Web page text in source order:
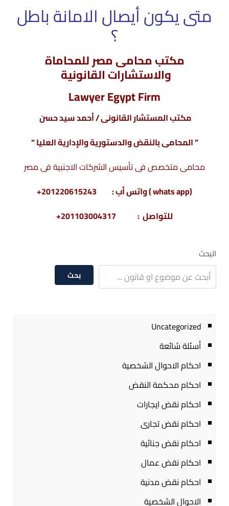
متى يكون أيصال الامانة باطل
؟
مكتب محامى مصر للمحاماة
والاستشارات القانونية
Lawyer Egypt Firm
مكتب المستشار القانونى / أحمد سيد حسن
” المحامى بالنقض والدستورية والإدارية العليا “
محامى متخصص فى تأسيس الشركات الاجنبية فى مصر
(whats app ) واتس أب : 201220615243+
للتواصل : 201103004317+
البحث
بحث
Uncategorized
أسئلة شائعة
احكام الاحوال الشخصية
احكام محكمة النقض
احكام نقض ايجارات
احكام نقض تجارى
احكام نقض جنائية
احكام نقض عمال
احكام نقض مدنية
الاحوال الشخصية